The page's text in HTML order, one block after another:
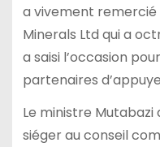
a vivement
Minerals Ltd qui a
a saisi l’occasion
partenaires
Le ministre
siéger au conseil